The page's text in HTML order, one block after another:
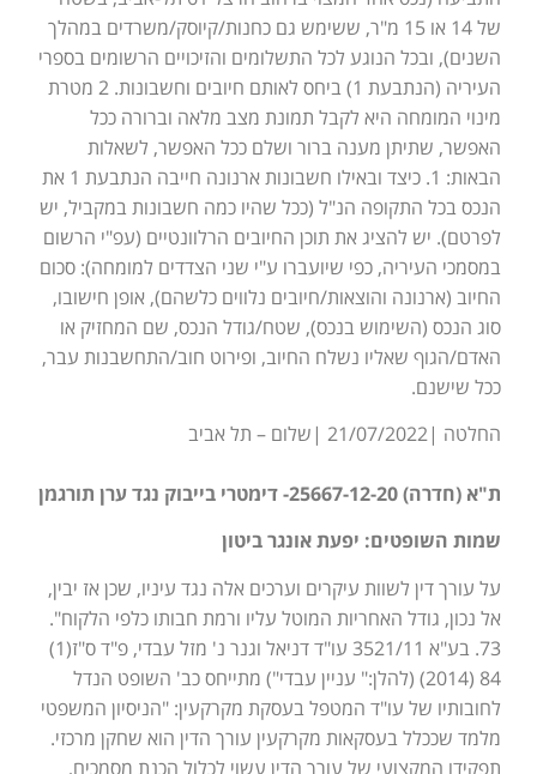
של 14 או 15 מ"ר, ששימש גם כחנות/קיוסק/משרדים במהלך
השנים), ובכל הנוגע לכל התשלומים והזיכויים הרשומים בספרי
העיריה (הנתבעת 1) ביחס לאותם חיובים וחשבונות. 2 מטרת
מינוי המומחה היא לקבל תמונת מצב מלאה וברורה ככל
האפשר, שתיתן מענה ברור ושלם ככל האפשר, לשאלות
הבאות: 1. כיצד ובאילו חשבונות ארנונה חייבה הנתבעת 1 את
הנכס בכל התקופה הנ"ל (ככל שהיו כמה חשבונות במקביל, יש
לפרטם). יש להציג את תוכן החיובים הרלוונטיים (עפ"י הרשום
במסמכי העיריה, כפי שיועברו ע"י שני הצדדים למומחה): סכום
החיוב (ארנונה והוצאות/חיובים נלווים כלשהם), אופן חישובו,
סוג הנכס (השימוש בנכס), שטח/גודל הנכס, שם המחזיק או
האדם/הגוף שאליו נשלח החיוב, ופירוט חוב/התחשבנות עבר,
ככל שישנם.
החלטה |21/07/2022 |שלום – תל אביב
ת"א (חדרה) 25667-12-20- דימטרי בייבוק נגד ערן תורגמן
שמות השופטים: יפעת אונגר ביטון
על עורך דין לשוות עיקרים וערכים אלה נגד עיניו, שכן אז יבין,
אל נכון, גודל האחריות המוטל עליו ורמת חבותו כלפי הלקוח".
73. בע"א 3521/11 עו"ד דניאל וגנר נ' מזל עבדי, פ"ד ס"ז(1)
84 (2014) (להלן:" עניין עבדי") מתייחס כב' השופט הנדל
לחובותיו של עו"ד המטפל בעסקת מקרקעין: "הניסיון המשפטי
מלמד שככלל בעסקאות מקרקעין עורך הדין הוא שחקן מרכזי.
תפקידו המקצועי של עורך הדין עשוי לכלול הכנת מסמכים,